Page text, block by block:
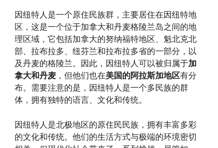
因纽特人是一个原住民族群，主要居住在因纽特地
区，这是一个位于加拿大和丹麦格陵兰岛之间的地
理区域，它包括加拿大的努纳福特地区、魁北克北
部、拉布拉多、纽芬兰和拉布拉多省的一部分，以
及丹麦的格陵兰。因此，因纽特人可以被归属于加
拿大和丹麦 ，但他们也在美国的阿拉斯加地区有分
布。需要注意的是，因纽特人是一个多民族的群
体，拥有独特的语言、文化和传统。
因纽特人是北极地区的原住民民族，拥有丰富多彩
的文化和传统。他们的生活方式与极端的环境密切